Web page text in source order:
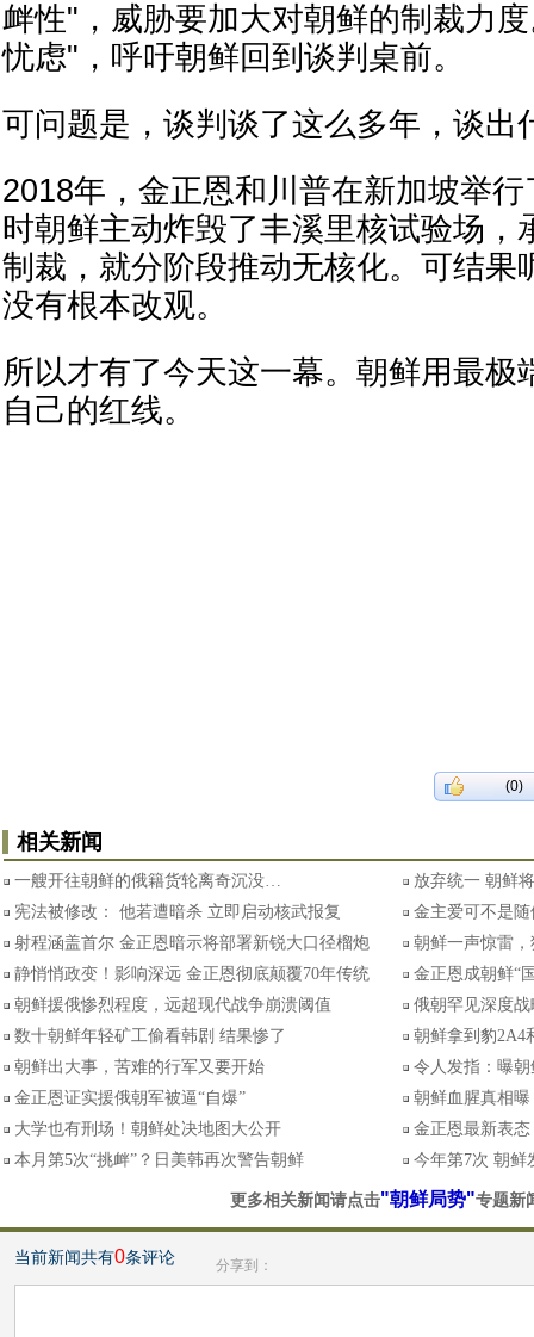
衅性"，威胁要加大对朝鲜的制裁力
忧虑"，呼吁朝鲜回到谈判桌前。
可问题是，谈判谈了这么多年，谈出
2018年，金正恩和川普在新加坡举
时朝鲜主动炸毁了丰溪里核试验场，
制裁，就分阶段推动无核化。可结果
没有根本改观。
所以才有了今天这一幕。朝鲜用最极
自己的红线。
(0)
相关新闻
一艘开往朝鲜的俄籍货轮离奇沉没…
放弃统一 朝鲜
宪法被修改： 他若遭暗杀 立即启动核武报复
金主爱可不是
射程涵盖首尔 金正恩暗示将部署新锐大口径榴炮
朝鲜一声惊雷
静悄悄政变！影响深远 金正恩彻底颠覆70年传统
金正恩成朝鲜“
朝鲜援俄惨烈程度，远超现代战争崩溃阈值
俄朝罕见深度
数十朝鲜年轻矿工偷看韩剧 结果惨了
朝鲜拿到豹2A4
朝鲜出大事，苦难的行军又要开始
令人发指：曝
金正恩证实援俄朝军被逼“自爆”
朝鲜血腥真相曝
大学也有刑场！朝鲜处决地图大公开
金正恩最新表
本月第5次“挑衅”？日美韩再次警告朝鲜
今年第7次 朝鲜
更多相关新闻请点击"朝鲜局势"专题新
当前新闻共有0条评论 分享到：